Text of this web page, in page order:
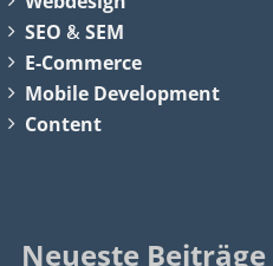
SEO &SEM
E-Commerce
Mobile Development
Content
Neueste Beiträge